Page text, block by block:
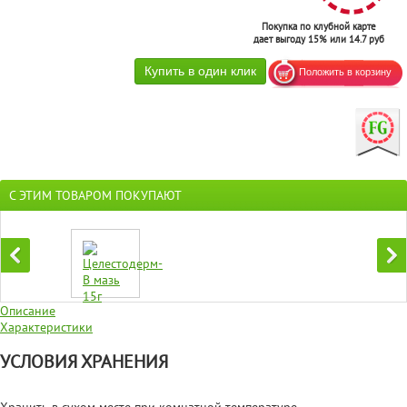
Покупка по клубной карте
дает выгоду 15% или 14.7 руб
С ЭТИМ ТОВАРОМ ПОКУПАЮТ
Описание
Характеристики
УСЛОВИЯ ХРАНЕНИЯ